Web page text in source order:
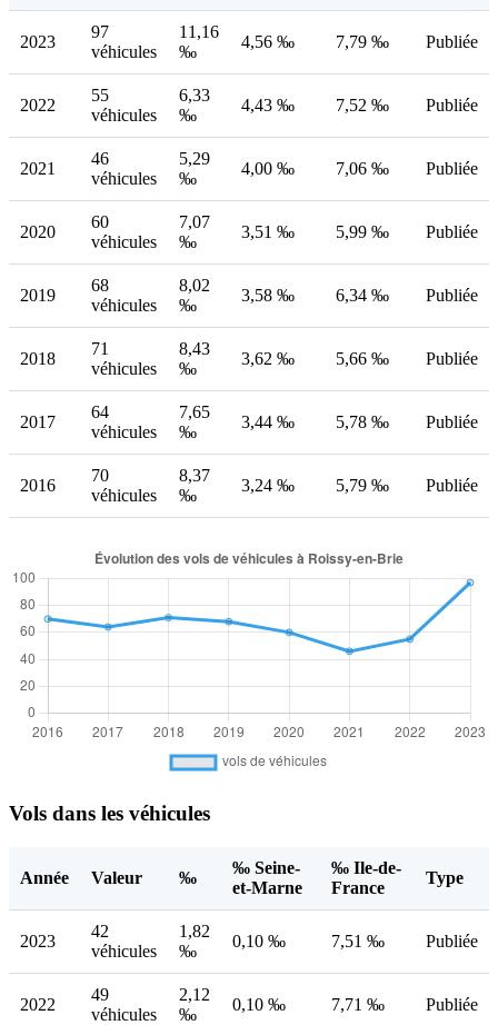
2023
97
véhicules
11,16
‰
4,56 ‰ 7,79 ‰ Publiée
2022
55
véhicules
6,33
‰
4,43 ‰ 7,52 ‰ Publiée
2021
46
véhicules
5,29
‰
4,00 ‰ 7,06 ‰ Publiée
2020
60
véhicules
7,07
‰
3,51 ‰ 5,99 ‰ Publiée
2019
68
véhicules
8,02
‰
3,58 ‰ 6,34 ‰ Publiée
2018
71
véhicules
8,43
‰
3,62 ‰ 5,66 ‰ Publiée
2017
64
véhicules
7,65
‰
3,44 ‰ 5,78 ‰ Publiée
2016
70
véhicules
8,37
‰
3,24 ‰ 5,79 ‰ Publiée
Vols dans les véhicules
Année Valeur ‰
‰ Seine-
et-Marne
‰ Ile-de-
France
Type
2023
42
véhicules
1,82
‰
0,10 ‰ 7,51 ‰ Publiée
2022
49
véhicules
2,12
‰
0,10 ‰ 7,71 ‰ Publiée